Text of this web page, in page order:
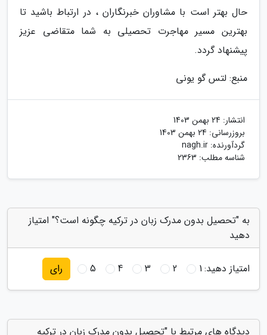
حال بهتر است با مشاوران خبرنگاران ، در ارتباط باشید تا
بهترین مسیر مهاجرت تحصیلی به شما متقاضی عزیز
پیشنهاد گردد.
منبع: لتس گو یونی
انتشار: 24 بهمن 1403
بروزرسانی: 24 بهمن 1403
گردآورنده: nagh.ir
شناسه مطلب: 2363
به "تحصیل بدون مدرک زبان در ترکیه چگونه است؟" امتیاز
دهید
امتیاز دهید:1
2
3
4
5 رای
دیدگاه های مرتبط با "تحصیل بدون مدرک زبان در ترکیه